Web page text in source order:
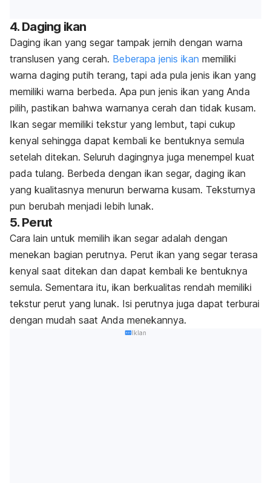
4. Daging ikan
Daging ikan yang segar tampak jernih dengan warna
translusen yang cerah. Beberapa jenis ikan memiliki
warna daging putih terang, tapi ada pula jenis ikan yang
memiliki warna berbeda. Apa pun jenis ikan yang Anda
pilih, pastikan bahwa warnanya cerah dan tidak kusam.
Ikan segar memiliki tekstur yang lembut, tapi cukup
kenyal sehingga dapat kembali ke bentuknya semula
setelah ditekan. Seluruh dagingnya juga menempel kuat
pada tulang. Berbeda dengan ikan segar, daging ikan
yang kualitasnya menurun berwarna kusam. Teksturnya
pun berubah menjadi lebih lunak.
5. Perut
Cara lain untuk memilih ikan segar adalah dengan
menekan bagian perutnya. Perut ikan yang segar terasa
kenyal saat ditekan dan dapat kembali ke bentuknya
semula. Sementara itu, ikan berkualitas rendah memiliki
tekstur perut yang lunak. Isi perutnya juga dapat terburai
dengan mudah saat Anda menekannya.
Iklan